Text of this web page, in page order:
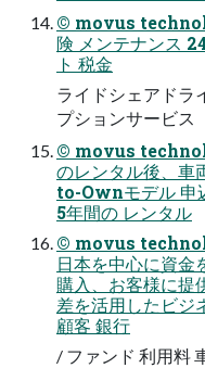
© movus
険 メンテナンス
ト 税⾦
ライドシェアドラ
プションサービス
© movus
のレンタル後、⾞
to-Ownモデル 申
5年間の レンタル
© movus
⽇本を中⼼に資⾦
購⼊、お客様に提
差を活⽤したビジ
顧客 銀⾏
/ ファンド 利⽤料